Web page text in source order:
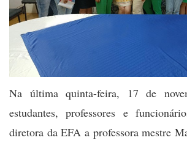
Na última quinta-feira, 17 de
estudantes, professores e
diretora da EFA a professora mestre